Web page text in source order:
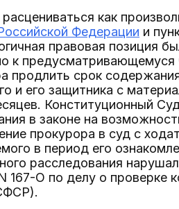
как
Федерации и
правовая позиция
к
продлить срок
и его защитника с
Конституционный
в законе на
прокурора в суд с
в период его
расследования
167-О по делу о проверке